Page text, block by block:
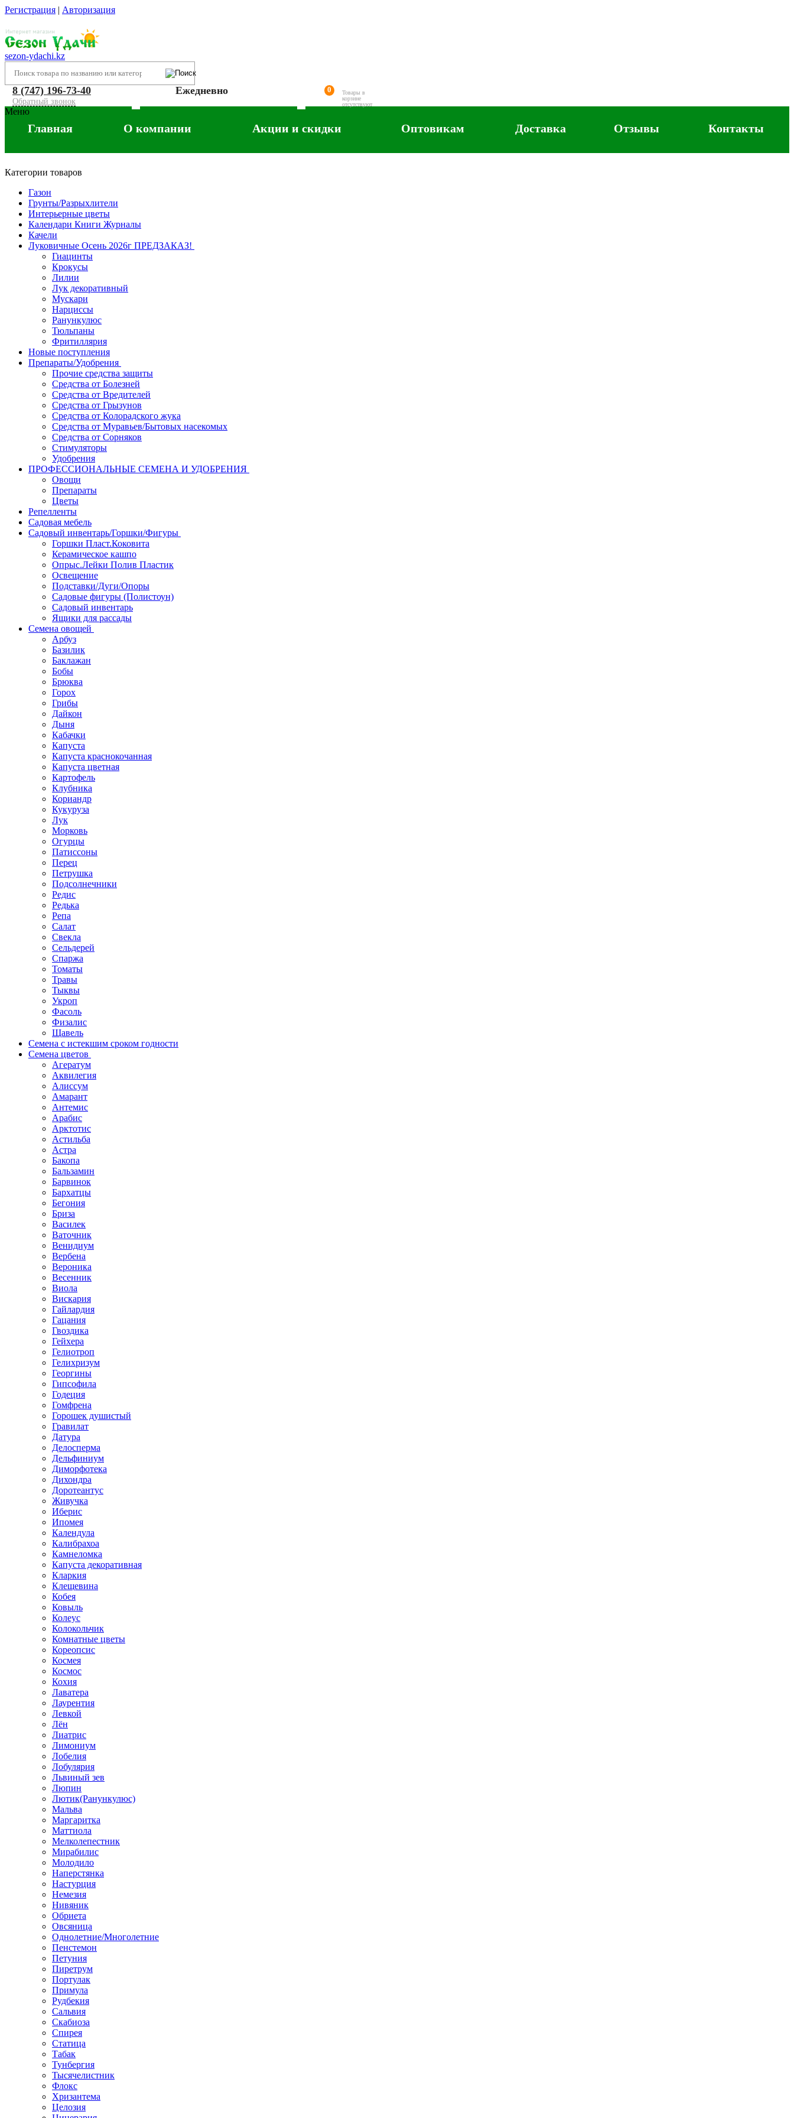
Регистрация | Авторизация
sezon-ydachi.kz
8 (747) 196-73-40
Обратный звонок
Ежедневно 0
Товары в
корзине
отсутствуют
Меню
Главная О компании Акции и скидки Оптовикам Доставка Отзывы Контакты
Категории товаров
Газон
Грунты/Разрыхлители
Интерьерные цветы
Календари Книги Журналы
Качели
Луковичные Осень 2026г ПРЕДЗАКАЗ!
Гиацинты
Крокусы
Лилии
Лук декоративный
Мускари
Нарциссы
Ранункулюс
Тюльпаны
Фритиллярия
Новые поступления
Препараты/Удобрения
Прочие средства защиты
Средства от Болезней
Средства от Вредителей
Средства от Грызунов
Средства от Колорадского жука
Средства от Муравьев/Бытовых насекомых
Средства от Сорняков
Стимуляторы
Удобрения
ПРОФЕССИОНАЛЬНЫЕ СЕМЕНА И УДОБРЕНИЯ
Овощи
Препараты
Цветы
Репелленты
Садовая мебель
Садовый инвентарь/Горшки/Фигуры
Горшки Пласт.Коковита
Керамическое кашпо
Опрыс.Лейки Полив Пластик
Освещение
Подставки/Дуги/Опоры
Садовые фигуры (Полистоун)
Садовый инвентарь
Ящики для рассады
Семена овощей
Арбуз
Базилик
Баклажан
Бобы
Брюква
Горох
Грибы
Дайкон
Дыня
Кабачки
Капуста
Капуста краснокочанная
Капуста цветная
Картофель
Клубника
Кориандр
Кукуруза
Лук
Морковь
Огурцы
Патиссоны
Перец
Петрушка
Подсолнечники
Редис
Редька
Репа
Салат
Свекла
Сельдерей
Спаржа
Томаты
Травы
Тыквы
Укроп
Фасоль
Физалис
Щавель
Семена с истекшим сроком годности
Семена цветов
Агератум
Аквилегия
Алиссум
Амарант
Антемис
Арабис
Арктотис
Астильба
Астра
Бакопа
Бальзамин
Барвинок
Бархатцы
Бегония
Бриза
Василек
Ваточник
Венидиум
Вербена
Вероника
Весенник
Виола
Вискария
Гайлардия
Гацания
Гвоздика
Гейхера
Гелиотроп
Гелихризум
Георгины
Гипсофила
Годеция
Гомфрена
Горошек душистый
Гравилат
Датура
Делосперма
Дельфиниум
Диморфотека
Дихондра
Доротеантус
Живучка
Иберис
Ипомея
Календула
Калибрахоа
Камнеломка
Капуста декоративная
Кларкия
Клещевина
Кобея
Ковыль
Колеус
Колокольчик
Комнатные цветы
Кореопсис
Космея
Космос
Кохия
Лаватера
Лаурентия
Левкой
Лён
Лиатрис
Лимониум
Лобелия
Лобулярия
Львиный зев
Люпин
Лютик(Ранункулюс)
Мальва
Маргаритка
Маттиола
Мелколепестник
Мирабилис
Молодило
Наперстянка
Настурция
Немезия
Нивяник
Обриета
Овсяница
Однолетние/Многолетние
Пенстемон
Петуния
Пиретрум
Портулак
Примула
Рудбекия
Сальвия
Скабиоза
Спирея
Статица
Табак
Тунбергия
Тысячелистник
Флокс
Хризантема
Целозия